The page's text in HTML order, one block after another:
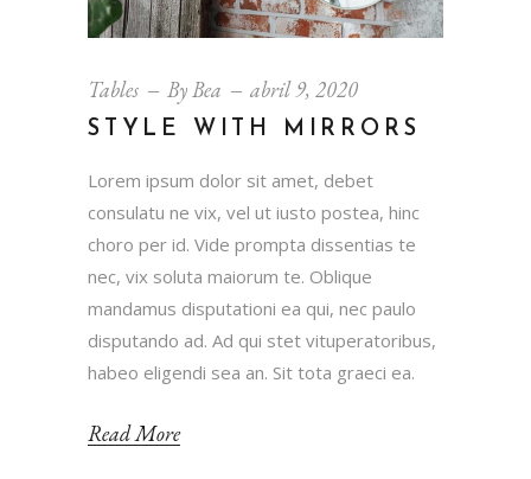
Tables ByBea abril 9, 2020
STYLE WITH MIRRORS
Lorem ipsum dolor sit amet, debet
consulatu ne vix, vel ut iusto postea, hinc
choro per id. Vide prompta dissentias te
nec, vix soluta maiorum te. Oblique
mandamus disputationi ea qui, nec paulo
disputando ad. Ad qui stet vituperatoribus,
habeo eligendi sea an. Sit tota graeci ea.
Read More